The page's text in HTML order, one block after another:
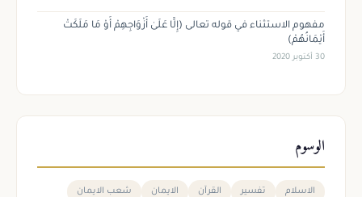
مفهوم الاستثناء في قوله تعالى (إِلَّا عَلَىٰ أَزْوَاجِهِمْ أَوْ مَا مَلَكَتْ
أَيْمَانُهُمْ)
30 أكتوبر 2020
الوسوم
الاسلام تفسير القرآن الايمان شعب الايمان